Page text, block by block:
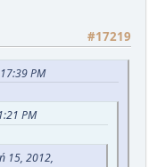
#17219
PM
PM
15, 2012,